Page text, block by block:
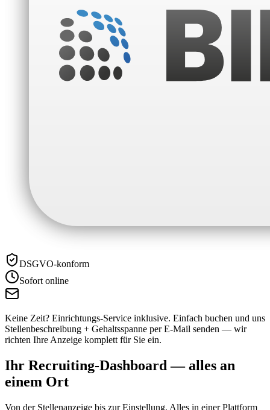
DSGVO-konform
Sofort online
Keine Zeit? Einrichtungs-Service inklusive. Einfach buchen und uns
Stellenbeschreibung + Gehaltsspanne per E-Mail senden — wir
richten Ihre Anzeige komplett für Sie ein.
Ihr Recruiting-Dashboard — alles an
einem Ort
Von der Stellenanzeige bis zur Einstellung. Alles in einer Plattform